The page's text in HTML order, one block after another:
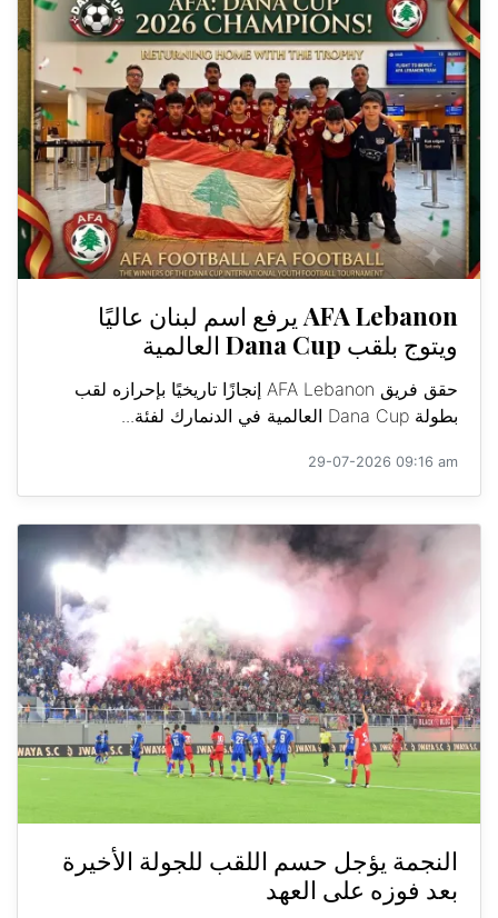
AFA Lebanon يرفع اسم لبنان عاليًا
ويتوج بلقب Dana Cup العالمية
حقق فريق AFA Lebanon إنجازًا تاريخيًا بإحرازه لقب
بطولة Dana Cup العالمية في الدنمارك لفئة...
29-07-2026 09:16 am
النجمة يؤجل حسم اللقب للجولة الأخيرة
بعد فوزه على العهد